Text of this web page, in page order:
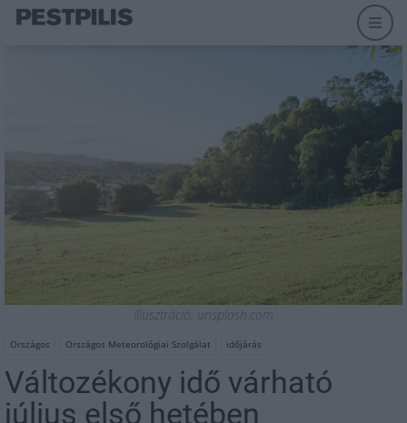
Illusztráció, unsplash.com
Országos Országos Meteorológiai Szolgálat időjárás
Változékony idő várható
július első hetében